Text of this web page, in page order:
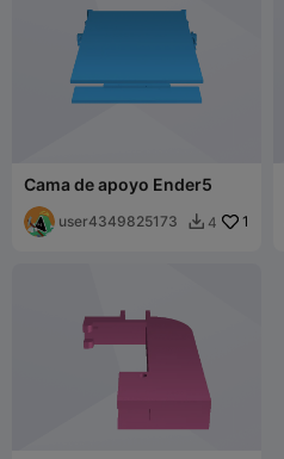
Cama de apoyo Ender5
user4349825173  4 1